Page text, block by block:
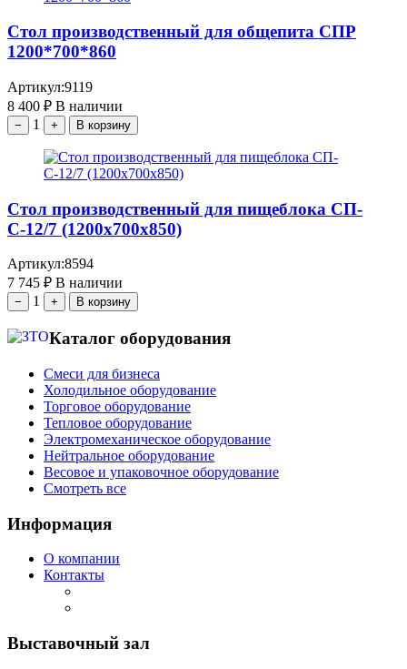
Стол производственный для общепита СПР
1200*700*860
Артикул:9119
8 400 ₽ В наличии
− 1 + В корзину
Стол производственный для пищеблока СП-
С-12/7 (1200х700х850)
Артикул:8594
7 745 ₽ В наличии
− 1 + В корзину
Каталог оборудования
Смеси для бизнеса
Холодильное оборудование
Торговое оборудование
Тепловое оборудование
Электромеханическое оборудование
Нейтральное оборудование
Весовое и упаковочное оборудование
Смотреть все
Информация
О компании
Контакты
Выставочный зал